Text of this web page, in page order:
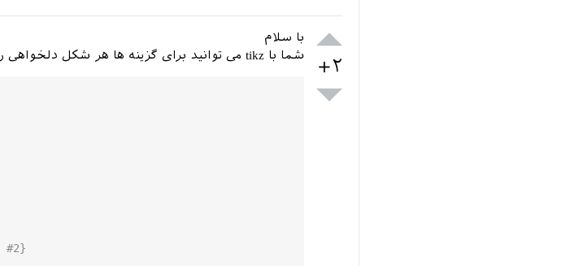
+۲
با سلام
شما با tikz می توانید برای گزینه ها هر شکل دلخواهی را رسم کنید.
#2}